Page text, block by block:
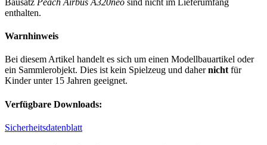
enthalten.
Warnhinweis
Bei diesem Artikel handelt es sich um einen Modellbauartikel oder
ein Sammlerobjekt. Dies ist kein Spielzeug und dahernicht für
Kinder unter 15 Jahren geeignet.
Verfügbare Downloads:
Sicherheitsdatenblatt